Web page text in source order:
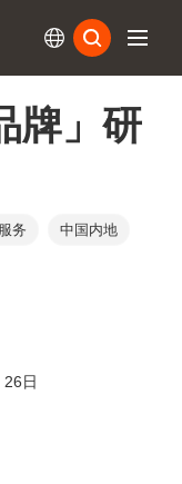
牌」研
务 中国内地
日